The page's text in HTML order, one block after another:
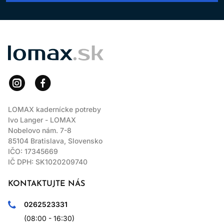
profesionálneho farbenia.
LOMAX
LOMAX kadernícke potreby
Ivo Langer - LOMAX
Nobelovo nám. 7-8
85104 Bratislava, Slovensko
IČO: 17345669
IČ DPH: SK1020209740
KONTAKTUJTE NÁS
0262523331
(08:00 - 16:30)